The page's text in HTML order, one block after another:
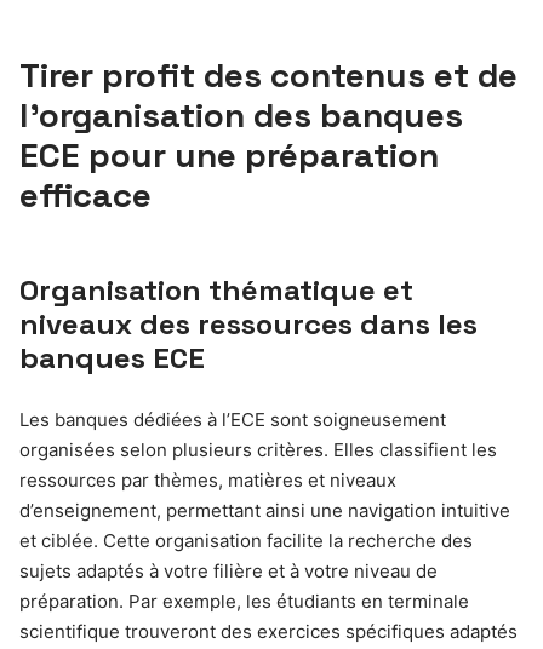
Tirer profit des contenus et de
l’organisation des banques
ECE pour une préparation
efficace
Organisation thématique et
niveaux des ressources dans les
banques ECE
Les banques dédiées à l’ECE sont soigneusement
organisées selon plusieurs critères. Elles classifient les
ressources par thèmes, matières et niveaux
d’enseignement, permettant ainsi une navigation intuitive
et ciblée. Cette organisation facilite la recherche des
sujets adaptés à votre filière et à votre niveau de
préparation. Par exemple, les étudiants en terminale
scientifique trouveront des exercices spécifiques adaptés